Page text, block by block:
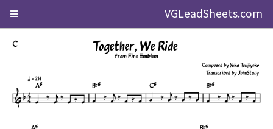
VGLeadSheets.com